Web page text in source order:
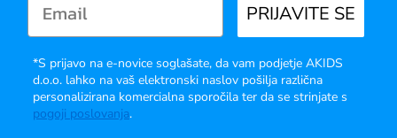
PRIJAVITE SE
*S prijavo na e-novice soglašate, da vam podjetje AKIDS
d.o.o. lahko na vaš elektronski naslov pošilja različna
personalizirana komercialna sporočila ter da se strinjate s
pogoji poslovanja.